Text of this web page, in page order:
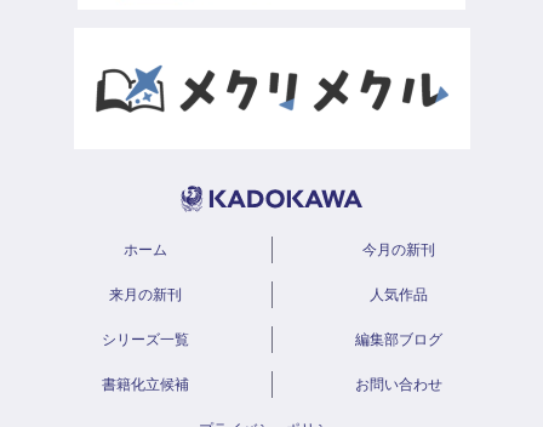
ホーム 今月の新刊
来月の新刊 人気作品
シリーズ一覧 編集部ブログ
書籍化立候補 お問い合わせ